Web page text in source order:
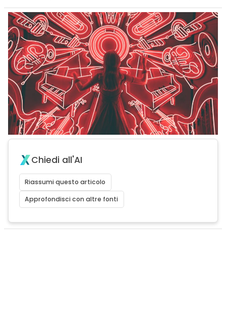
Chiedi all'AI
Riassumi questo articolo
Approfondisci con altre fonti